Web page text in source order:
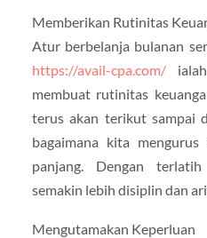
Memberikan Rutinitas
Atur berbelanja bulanan
https://avail-cpa.com/ialah
membuat rutinitas
terus akan terikut sampai
bagaimana kita
panjang. Dengan
semakin lebih disiplin dan
Mengutamakan Keperluan